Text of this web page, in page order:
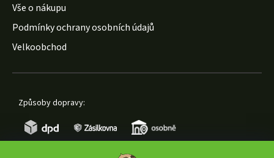
Vše o nákupu
Podmínky ochrany osobních údajů
Velkoobchod
Způsoby dopravy: